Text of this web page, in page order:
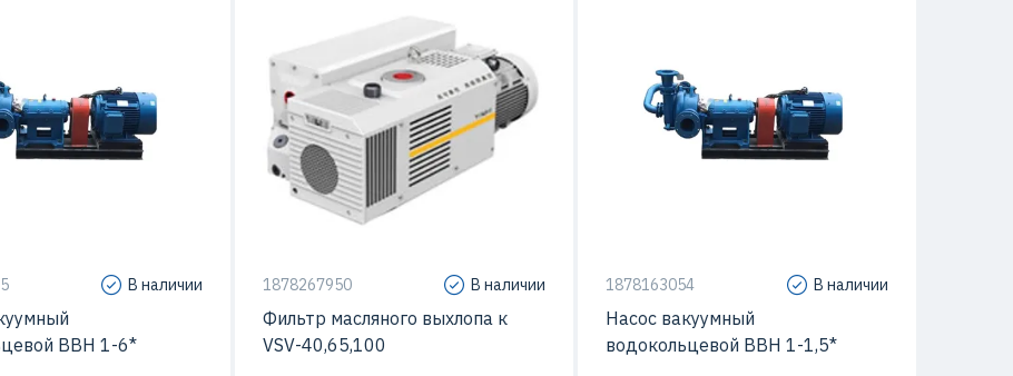
В наличии
ВВН 1-6*
1878267950 В наличии
Фильтр масляного выхлопа к
VSV-40,65,100
Мощность 5.5 кВт
1.57 м3/час
1878163054 В наличии
Насос вакуумный
водокольцевой ВВН 1-1,5*